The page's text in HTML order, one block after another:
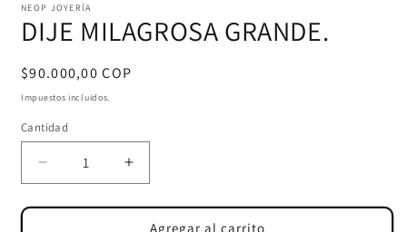
multimedia
1
en
modal
NEOP JOYERÍA
DIJE MILAGROSA GRANDE.
Precio
habitual
$90.000,00 COP
Impuestos incluidos.
Cantidad
Cantidad
Reducir
cantidad
para
Aumentar
cantidad
para
DIJEAgregar al carrito